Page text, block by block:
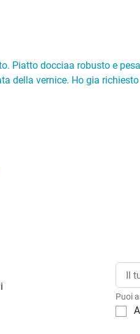
Piatto docciaa robusto e
della vernice. Ho gia
Puoi